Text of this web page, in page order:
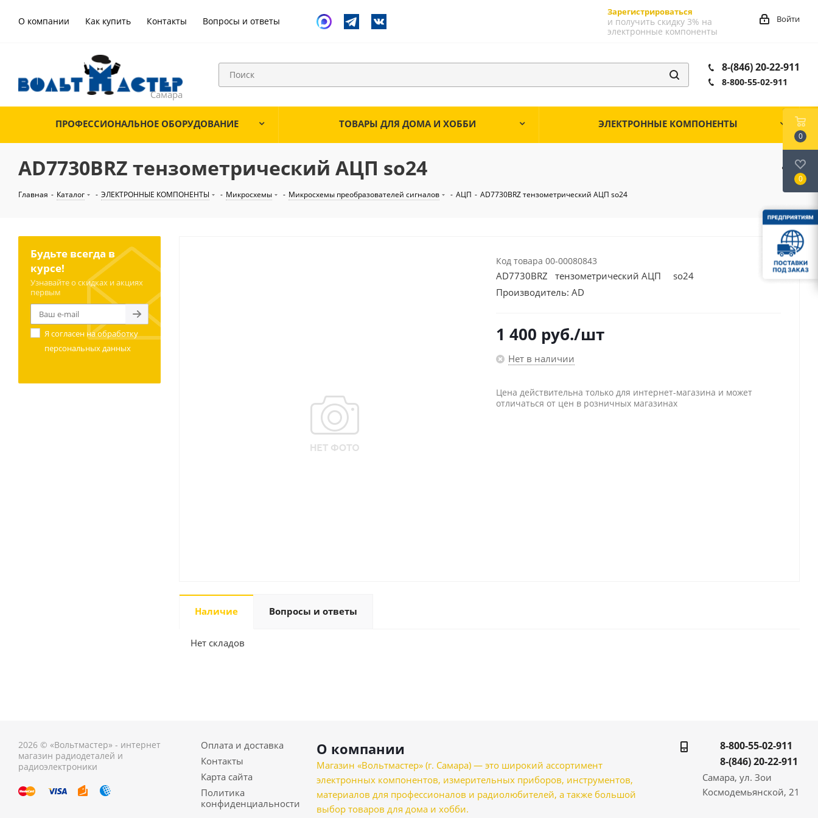
О компании Как купить Контакты Вопросы и ответы
Зарегистрироваться
и получить скидку 3% на
электронные компоненты
Войти
8-(846) 20-22-911
8-800-55-02-911
ПРОФЕССИОНАЛЬНОЕ ОБОРУДОВАНИЕ ТОВАРЫ ДЛЯ ДОМА И ХОББИ ЭЛЕКТРОННЫЕ КОМПОНЕНТЫ
AD7730BRZ тензометрический АЦП so24
Главная - Каталог - ЭЛЕКТРОННЫЕ КОМПОНЕНТЫ - Микросхемы - Микросхемы преобразователей сигналов - АЦП - AD7730BRZ тензометрический АЦП so24
Код товара 00-00080843
AD7730BRZ тензометрический АЦП so24
Производитель: AD
1 400 руб./шт
Нет в наличии
Цена действительна только для интернет-магазина и может
отличаться от цен в розничных магазинах
Наличие Вопросы и ответы
Нет складов
Будьте всегда в
курсе!
Узнавайте о скидках и акциях
первым
Я согласен наобработку
персональных данных
2026 © «Вольтмастер» - интернет
магазин радиодеталей и
радиоэлектроники
Оплата и доставка
Контакты
Карта сайта
Политика
конфиденциальности
О компании
Магазин «Вольтмастер» (г. Самара) — это широкий ассортимент
электронных компонентов, измерительных приборов, инструментов,
материалов для профессионалов и радиолюбителей, а также большой
выбор товаров для дома и хобби.
8-800-55-02-911
8-(846) 20-22-911
Самара, ул. Зои
Космодемьянской, 21
0
0